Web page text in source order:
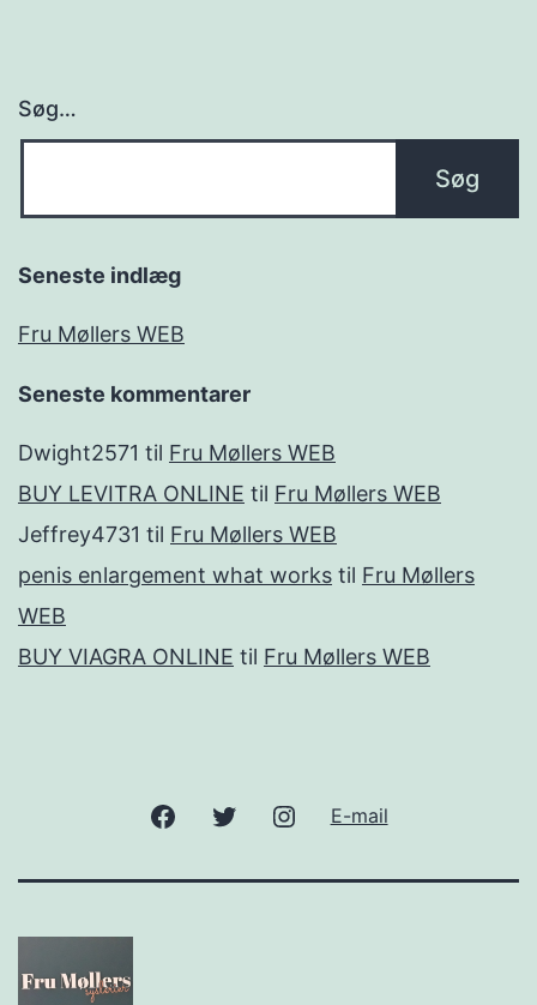
Søg…
Seneste indlæg
Fru Møllers WEB
Seneste kommentarer
Dwight2571 til Fru Møllers WEB
BUY LEVITRA ONLINE til Fru Møllers WEB
Jeffrey4731 til Fru Møllers WEB
penis enlargement what works til Fru Møllers
WEB
BUY VIAGRA ONLINE til Fru Møllers WEB
FacebookTwitter Instagram
E-mail